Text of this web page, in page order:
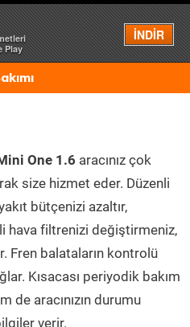
Play
İNDİR
Menü
One 1.6 aracınız çok
size hizmet eder. Düzenli
bütçenizi azaltır,
hava filtrenizi değiştirmeniz,
Fren balataların kontrolü
Kısacası periyodik bakım
de aracınızın durumu
verir.